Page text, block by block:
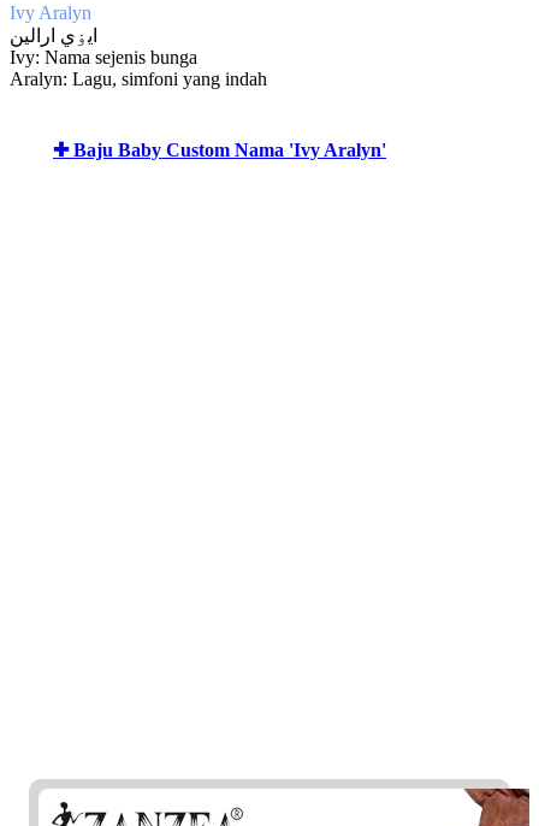
Ivy Aralyn
ايۏي ارالين
Ivy: Nama sejenis bunga
Aralyn: Lagu, simfoni yang indah
✚ Baju Baby Custom Nama 'Ivy Aralyn'